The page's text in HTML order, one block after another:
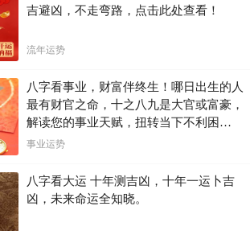
吉避凶，不走弯路，点击此处查看！
流年运势
八字看事业，财富伴终生！哪日出生的人
最有财官之命，十之八九是大官或富豪，
解读您的事业天赋，扭转当下不利困
局！！
事业运势
八字看大运 十年测吉凶，十年一运卜吉
凶，未来命运全知晓。